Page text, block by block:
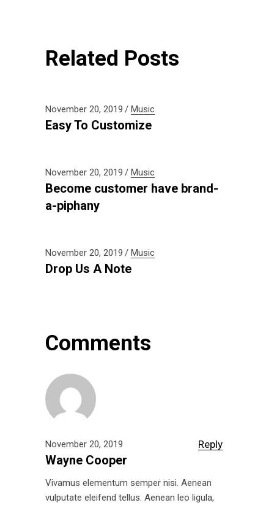
Related Posts
November 20, 2019 Music
Easy To Customize
November 20, 2019 Music
Become customer have brand-
a-piphany
November 20, 2019 Music
Drop Us A Note
Comments
November 20, 2019 Reply
Wayne Cooper
Vivamus elementum semper nisi. Aenean
vulputate eleifend tellus. Aenean leo ligula,